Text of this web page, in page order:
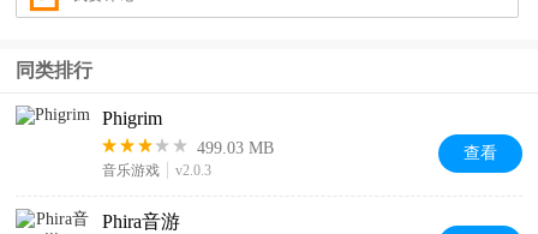
同类排行
Phigrim
499.03 MB
音乐游戏 v2.0.3
查看
Phira音游